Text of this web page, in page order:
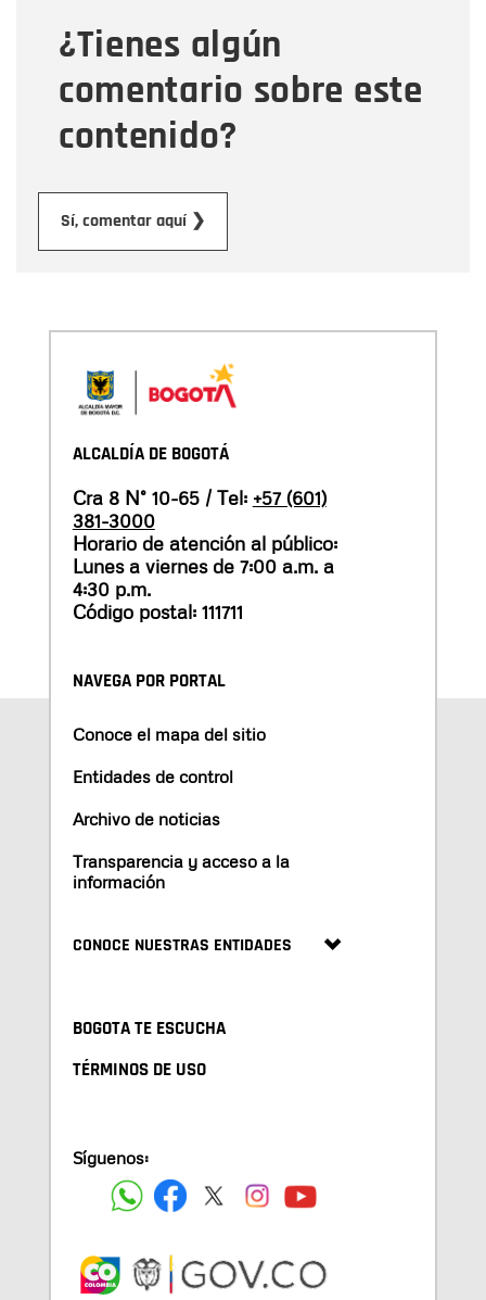
¿Tienes algún
comentario sobre este
contenido?
Sí, comentar aquí ❯
Mensaje
ALCALDÍA DE BOGOTÁ
Cra 8 N° 10-65 / Tel: +57 (601)
381-3000
Horario de atención al público:
Lunes a viernes de 7:00 a.m. a
4:30 p.m.
Código postal: 111711
NAVEGA POR PORTAL
Conoce el mapa del sitio
Entidades de control
Archivo de noticias
Transparencia y acceso a la
información
CONOCE NUESTRAS ENTIDADES
BOGOTA TE ESCUCHA
TÉRMINOS DE USO
Síguenos: